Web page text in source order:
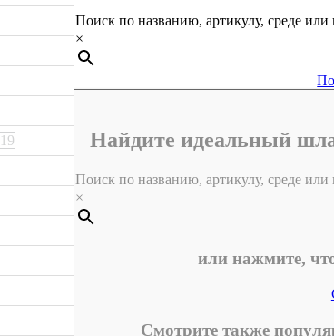
19
Поиск по названию, артикулу, среде или
×
Найдите идеальный
Поиск по названию, артикулу, среде или
×
или нажмите,
Смотрите также